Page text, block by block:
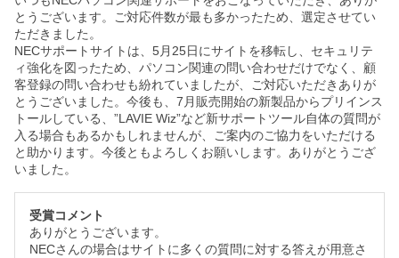
とうございます。ご対応件数が最も多かったため、選定させてい
ただきました。
NECサポートサイトは、5月25日にサイトを移転し、セキュリテ
ィ強化を図ったため、パソコン関連の問い合わせだけでなく、顧
客登録の問い合わせも紛れていましたが、ご対応いただきありが
とうございました。今後も、7月販売開始の新製品からプリインス
トールしている、”LAVIE Wiz”など新サポートツール自体の質問が
入る場合もあるかもしれませんが、ご案内のご協力をいただける
と助かります。今後ともよろしくお願いします。ありがとうござ
いました。
受賞コメント
ありがとうございます。
NECさんの場合はサイトに多くの質問に対する答えが用意さ